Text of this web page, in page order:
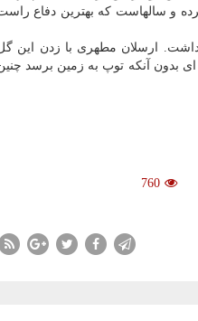
کار کرده و سالهاست که بهترین دفاع
ارسلان مطهری با زدن این
بدون آنکه توپ به زمین برسد
760